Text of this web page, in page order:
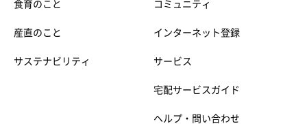
食育のこと
産直のこと
サステナビリティ
コミュニティ
インターネット登録
サービス
宅配サービスガイド
ヘルプ・問い合わせ